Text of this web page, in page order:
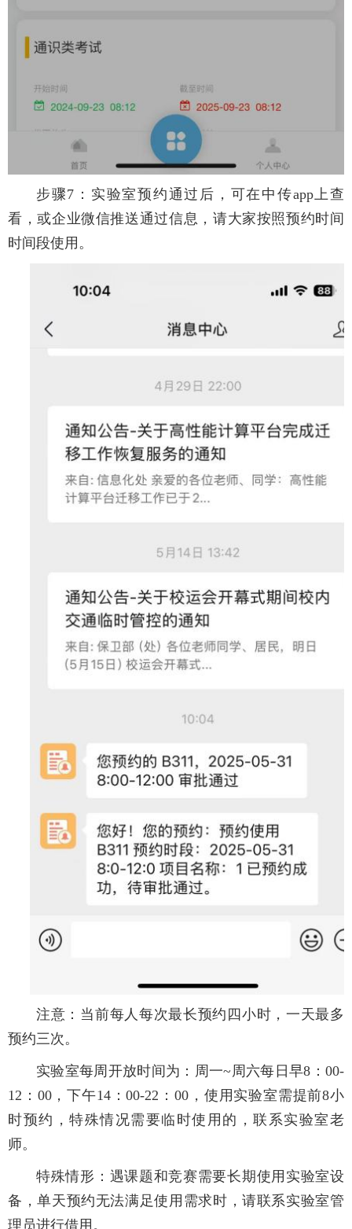
步骤7：实验室预约通过后，可在中传app上查
看，或企业微信推送通过信息，请大家按照预约时间
时间段使用。
注意：当前每人每次最长预约四小时，一天最多
预约三次。
实验室每周开放时间为：周一~周六每日早8：00-
12：00，下午14：00-22：00，使用实验室需提前8小
时预约，特殊情况需要临时使用的，联系实验室老
师。
特殊情形：遇课题和竞赛需要长期使用实验室设
备，单天预约无法满足使用需求时，请联系实验室管
理员进行借用。